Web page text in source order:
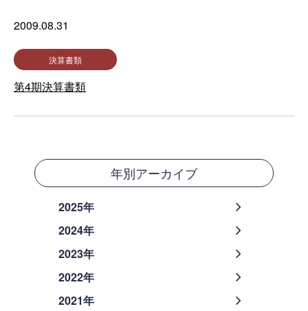
2009.08.31
決算書類
第4期決算書類
年別アーカイブ
2025年
2024年
2023年
2022年
2021年